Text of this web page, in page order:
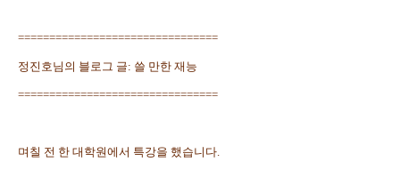
================================
정진호님의 블로그 글: 쓸 만한 재능
================================
며칠 전 한 대학원에서 특강을 했습니다.